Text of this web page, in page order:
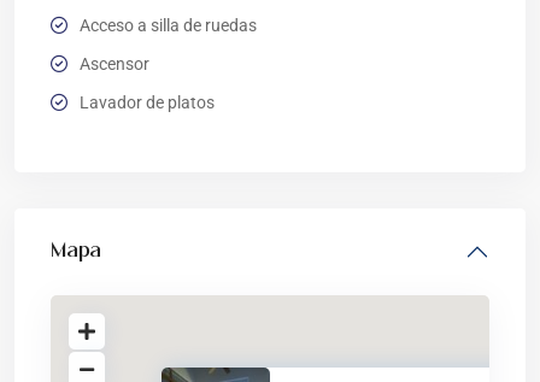
Acceso a silla de ruedas
Ascensor
Lavador de platos
Mapa